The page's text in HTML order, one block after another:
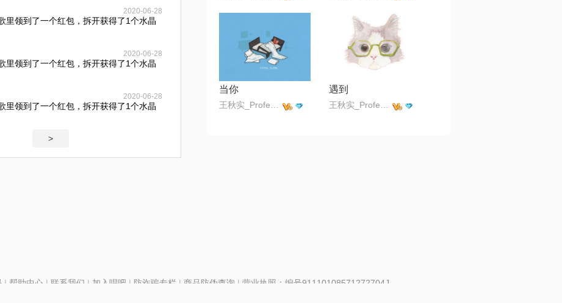
2020-06-28
里领到了一个红包，拆开获得了1个水晶
2020-06-28
里领到了一个红包，拆开获得了1个水晶
2020-06-28
里领到了一个红包，拆开获得了1个水晶
>
当你 遇到
| 帮助中心 | 联系我们 | 加入唱吧 | 防诈骗专栏 | 商品防伪查询 | 营业执照：编号91110108571272704J